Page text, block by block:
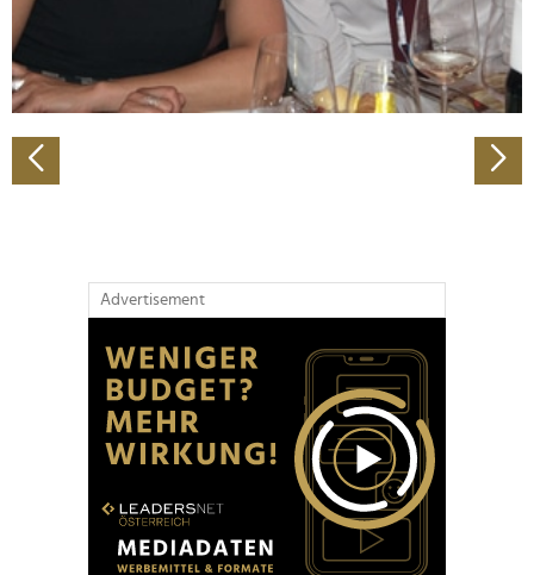
Wir verwenden Cookies, um Inhalte und Anzeigen zu
personalisieren, Funktionen für soziale Medien anbieten
zu können und die Zugriffe auf unsere Website zu
analysieren. Außerdem geben wir Informationen zu Ihrer
Verwendung unserer Website an unsere Partner für
soziale Medien, Werbung und Analysen weiter. Unsere
Partner führen diese Informationen möglicherweise mit
Advertisement